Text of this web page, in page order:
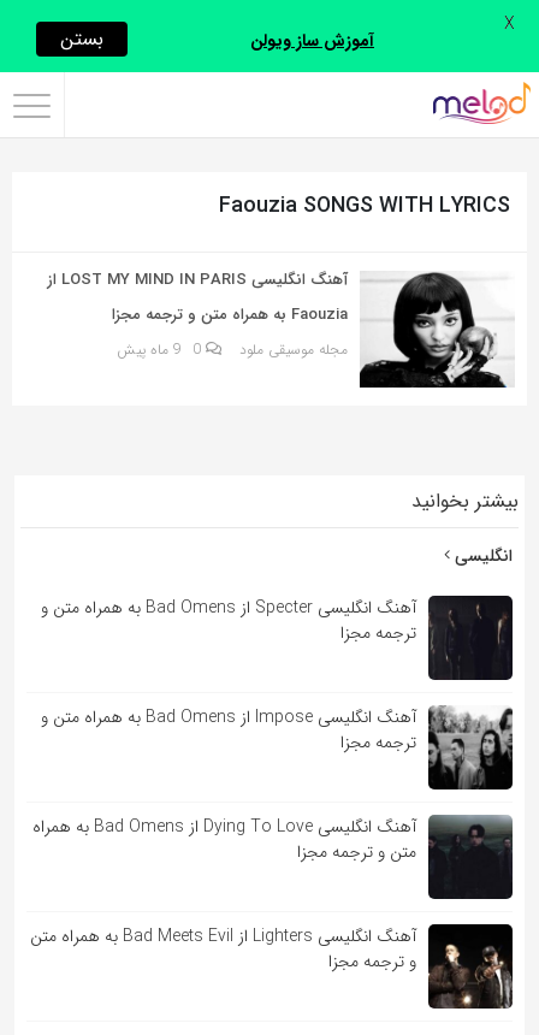
اشتراک
با
از
می‌توانید
این
صفحه
خود
به
بگذارید.
لینک
Faouzia SONGS WITH LYRICS
آهنگ انگلیسی LOST MY MIND IN PARIS از
Faouzia به همراه متن و ترجمه مجزا
مجله موسیقی ملود 0 9 ماه پیش
بیشتر بخوانید
انگلیسی
آهنگ انگلیسی Specter از Bad Omens به همراه متن و
ترجمه مجزا
آهنگ انگلیسی Impose از Bad Omens به همراه متن و
ترجمه مجزا
آهنگ انگلیسی Dying To Love از Bad Omens به همراه
متن و ترجمه مجزا
آهنگ انگلیسی Lighters از Bad Meets Evil به همراه متن
و ترجمه مجزا
آموزش ساز ویولن بستن X